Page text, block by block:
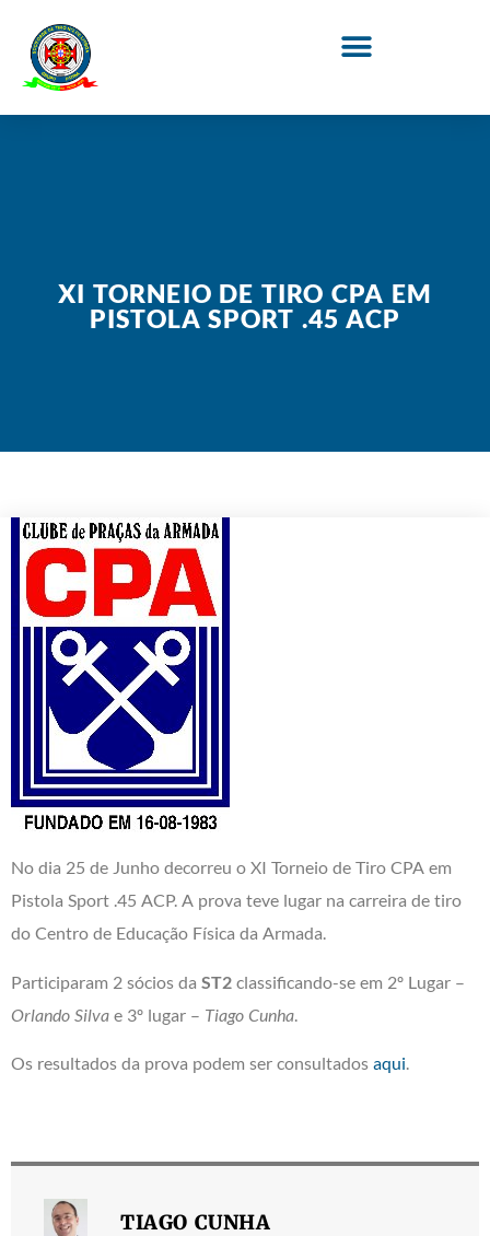
XI TORNEIO DE TIRO CPA EM
PISTOLA SPORT .45 ACP
No dia 25 de Junho decorreu o XI Torneio de Tiro CPA em
Pistola Sport .45 ACP. A prova teve lugar na carreira de tiro
do Centro de Educação Física da Armada.
Participaram 2 sócios da ST2 classificando-se em 2º Lugar –
Orlando Silva e 3º lugar – Tiago Cunha.
Os resultados da prova podem ser consultados aqui.
TIAGO CUNHA